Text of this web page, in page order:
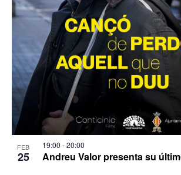
FEB
25 Andreu Valor presenta su
19:00 -20:00